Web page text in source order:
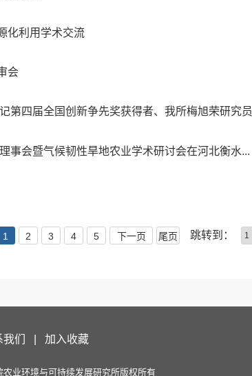
化利用学术交流
会
四届全国创新争先奖获得者、我所梅旭荣研究员
事会暨气候韧性旱地农业学术研讨会在河北衡水...
1 2 3 4 5 下一页 尾页 跳转到：
我们 | 加入收藏
业环境与可持续发展研究所版权所有